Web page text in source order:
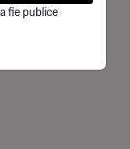
fie publice